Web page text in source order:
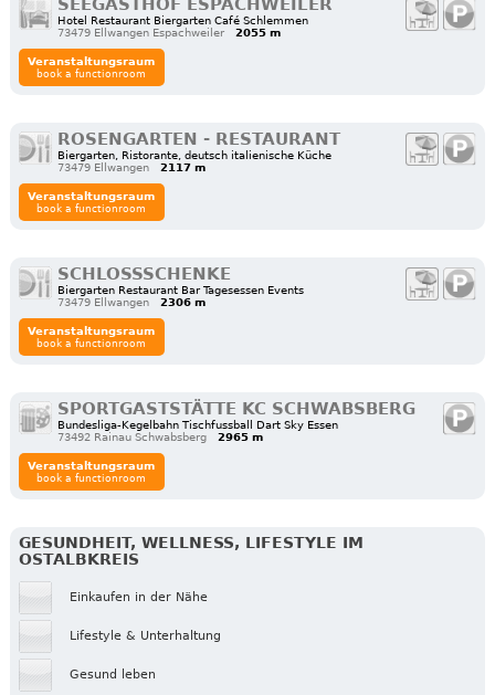
SEEGASTHOF ESPACHWEILER
Hotel Restaurant Biergarten Café Schlemmen
73479 Ellwangen Espachweiler
2055 m
Veranstaltungsraum
book a functionroom
ROSENGARTEN - RESTAURANT
Biergarten, Ristorante, deutsch italienische Küche
73479 Ellwangen
2117 m
Veranstaltungsraum
book a functionroom
SCHLOSSSCHENKE
Biergarten Restaurant Bar Tagesessen Events
73479 Ellwangen
2306 m
Veranstaltungsraum
book a functionroom
SPORTGASTSTÄTTE KC SCHWABSBERG
Bundesliga-Kegelbahn Tischfussball Dart Sky Essen
73492 Rainau Schwabsberg
2965 m
Veranstaltungsraum
book a functionroom
GESUNDHEIT, WELLNESS, LIFESTYLE IM
OSTALBKREIS
Einkaufen in der Nähe
Lifestyle & Unterhaltung
Gesund leben